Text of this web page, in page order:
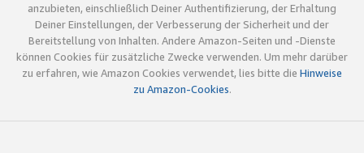
anzubieten, einschließlich Deiner Authentifizierung, der Erhaltung
Deiner Einstellungen, der Verbesserung der Sicherheit und der
Bereitstellung von Inhalten. Andere Amazon-Seiten und -Dienste
können Cookies für zusätzliche Zwecke verwenden. Um mehr darüber
zu erfahren, wie Amazon Cookies verwendet, lies bitte die Hinweise
zu Amazon-Cookies.